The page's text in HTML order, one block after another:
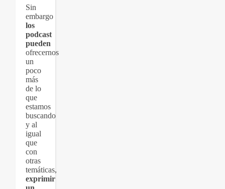
Sin
embargo
los
podcast
pueden
ofrecernos
un
poco
más
de lo
que
estamos
buscando
y al
igual
que
con
otras
temáticas,
exprimir